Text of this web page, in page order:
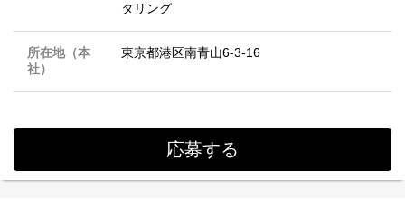
タリング
所在地（本
社）
東京都港区南青山6-3-16
応募する